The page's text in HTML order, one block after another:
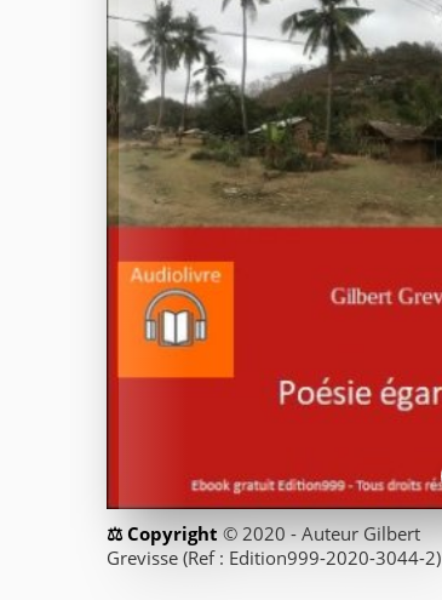
© 2020 - Auteur Gilbert
Grevisse (Ref : Edition999-2020-3044-2)